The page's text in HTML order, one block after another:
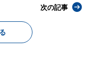
次の記事